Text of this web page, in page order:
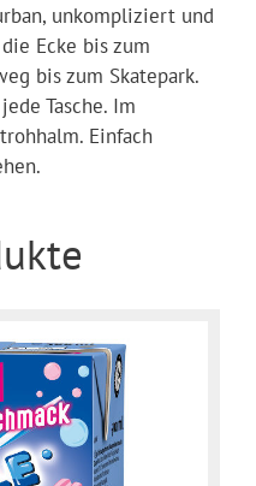
unkompliziert und
Ecke bis zum
bis zum Skatepark.
Tasche. Im
Einfach